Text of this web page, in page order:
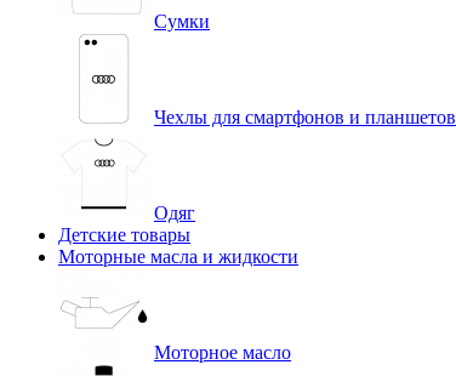
Сумки
Чехлы для смартфонов и планшетов
Одяг
Детские товары
Моторные масла и жидкости
Моторное масло